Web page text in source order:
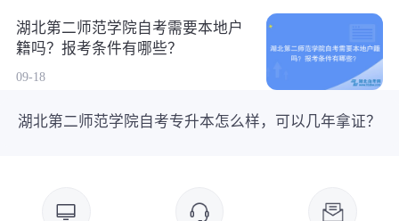
湖北第二师范学院自考需要本地户
籍吗？报考条件有哪些？
09-18
湖北第二师范学院自考专升本怎么样，可以几年拿证？